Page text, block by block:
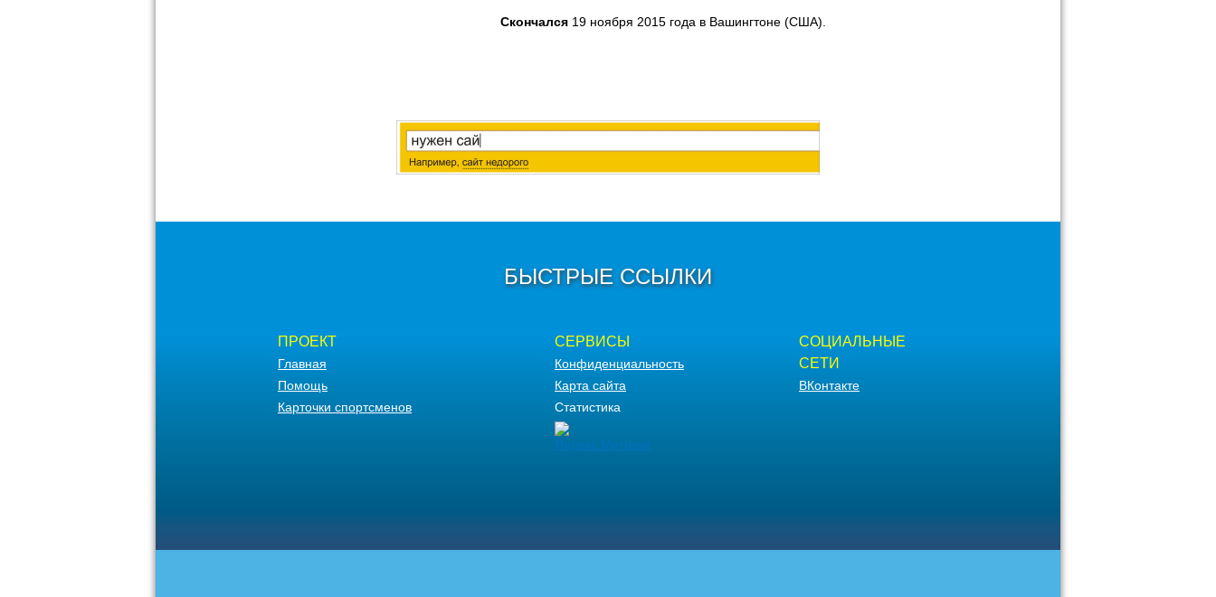
Скончался 19 ноября 2015 года в Вашингтоне (США).
БЫСТРЫЕ ССЫЛКИ
ПРОЕКТ
Главная
Помощь
Карточки спортсменов
СЕРВИСЫ
Конфиденциальность
Карта сайта
Статистика
СОЦИАЛЬНЫЕ
СЕТИ
ВКонтакте